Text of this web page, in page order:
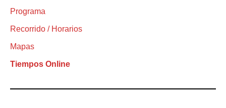
Programa
Recorrido / Horarios
Mapas
Tiempos Online